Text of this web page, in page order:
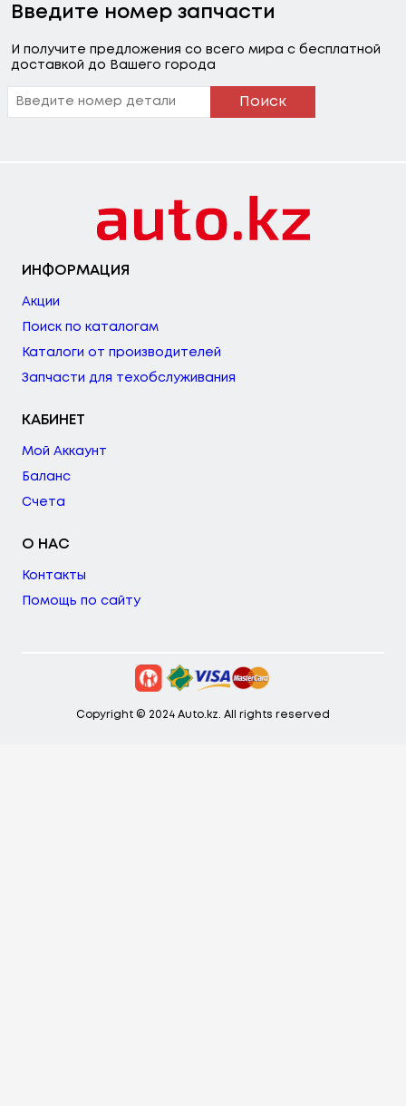
Введите номер запчасти
И получите предложения со всего мира с бесплатной
доставкой до Вашего города
Поиск
ИНФОРМАЦИЯ
Акции
Поиск по каталогам
Каталоги от производителей
Запчасти для техобслуживания
КАБИНЕТ
Мой Аккаунт
Баланс
Счета
О НАС
Контакты
Помощь по сайту
Copyright © 2024 Auto.kz. All rights reserved